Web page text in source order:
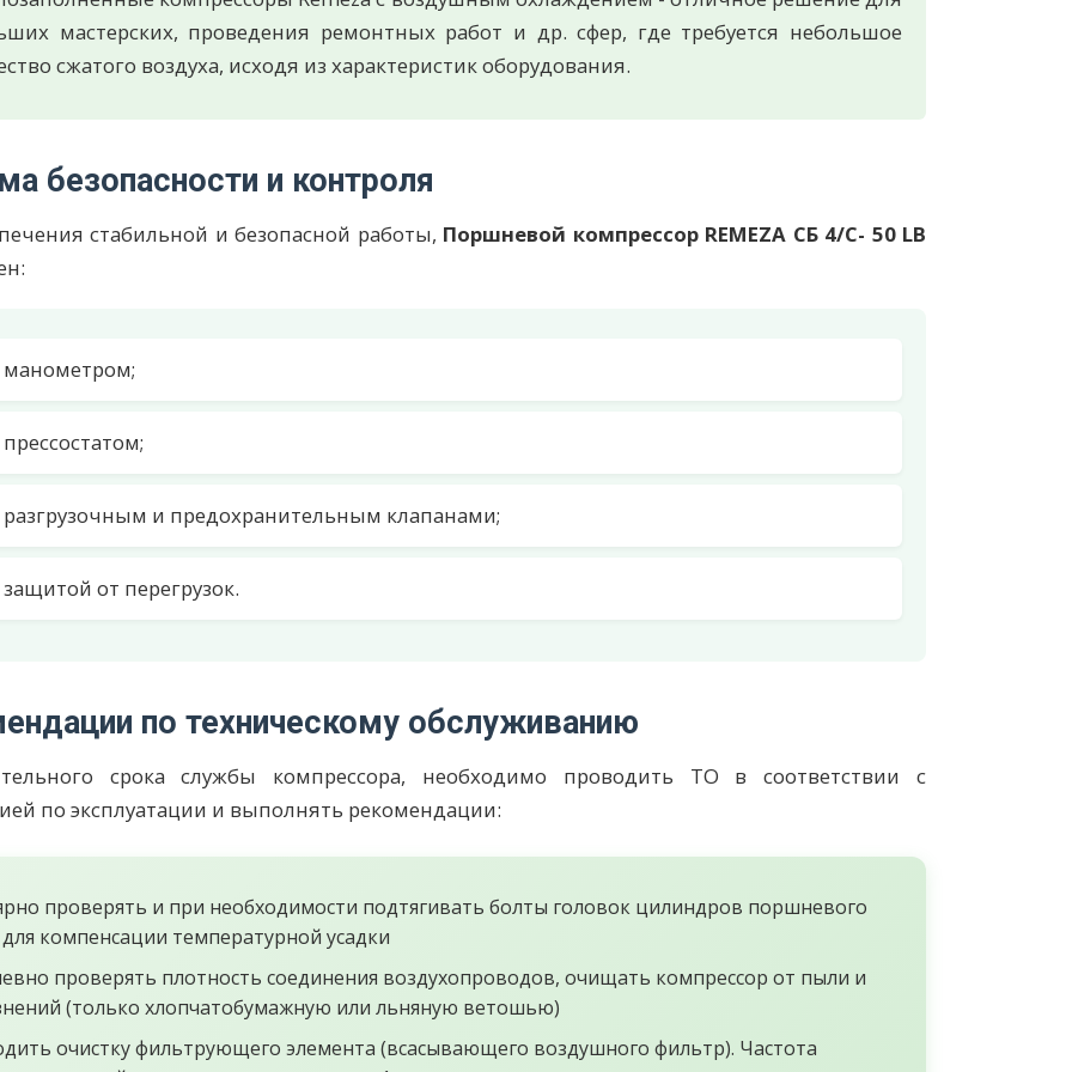
мастерских, проведения ремонтных работ и др. сфер, где требуется небольшое
сжатого воздуха, исходя из характеристик оборудования.
безопасности и контроля
стабильной и безопасной работы, Поршневой компрессор REMEZA СБ 4/С- 50 LB
манометром;
прессостатом;
разгрузочным и предохранительным клапанами;
защитой от перегрузок.
по техническому обслуживанию
срока службы компрессора, необходимо проводить ТО в соответствии с
по эксплуатации и выполнять рекомендации:
проверять и при необходимости подтягивать болты головок цилиндров поршневого
компенсации температурной усадки
проверять плотность соединения воздухопроводов, очищать компрессор от пыли и
(только хлопчатобумажную или льняную ветошью)
очистку фильтрующего элемента (всасывающего воздушного фильтр). Частота